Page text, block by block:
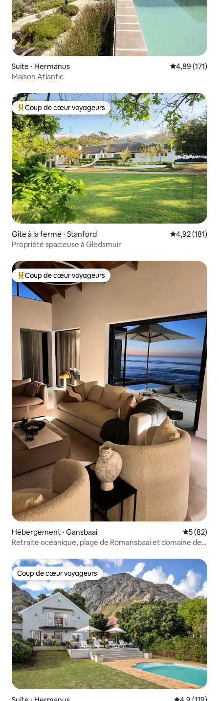
Suite ⋅ Hermanus Évaluation
4,89 (171)
Maison Atlantic
Coups de cœur voyageurs les plus appréciés
Coup de cœur voyageurs
Gîte à la ferme ⋅ Stanford Évaluation
4,92 (181)
Propriété spacieuse à Gledsmuir
Coups de cœur voyageurs les plus appréciés
Coup de cœur voyageurs
Hébergement ⋅ Gansbaai
5 (82)
Retraite océanique, plage de Romansbaai et domaine de
Coup de cœur voyageurs
Coup de cœur voyageurs